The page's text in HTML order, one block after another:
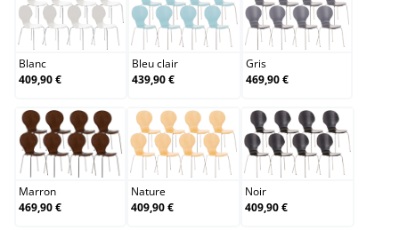
Blanc
Blanc
409,90 €
Bleu clair
Bleu clair
439,90 €
Gris
Gris
469,90 €
Marron
Marron
469,90 €
Nature
Nature
409,90 €
Noir
Noir
409,90 €